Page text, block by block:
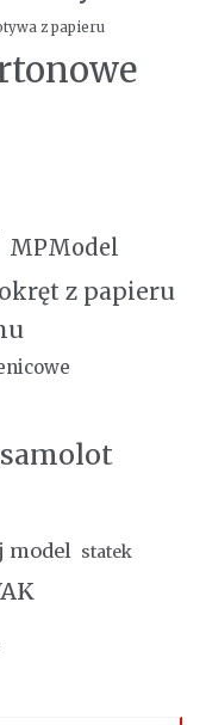
z papieru
MPModel
okręt z papieru
samolot
model
statek